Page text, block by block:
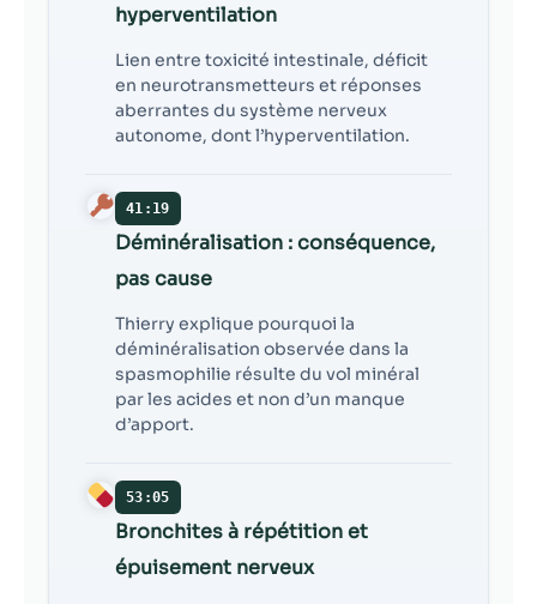
hyperventilation
Lien entre toxicité intestinale, déficit
en neurotransmetteurs et réponses
aberrantes du système nerveux
autonome, dont l’hyperventilation.
41:19
Déminéralisation : conséquence,
pas cause
Thierry explique pourquoi la
déminéralisation observée dans la
spasmophilie résulte du vol minéral
par les acides et non d’un manque
d’apport.
53:05
Bronchites à répétition et
épuisement nerveux